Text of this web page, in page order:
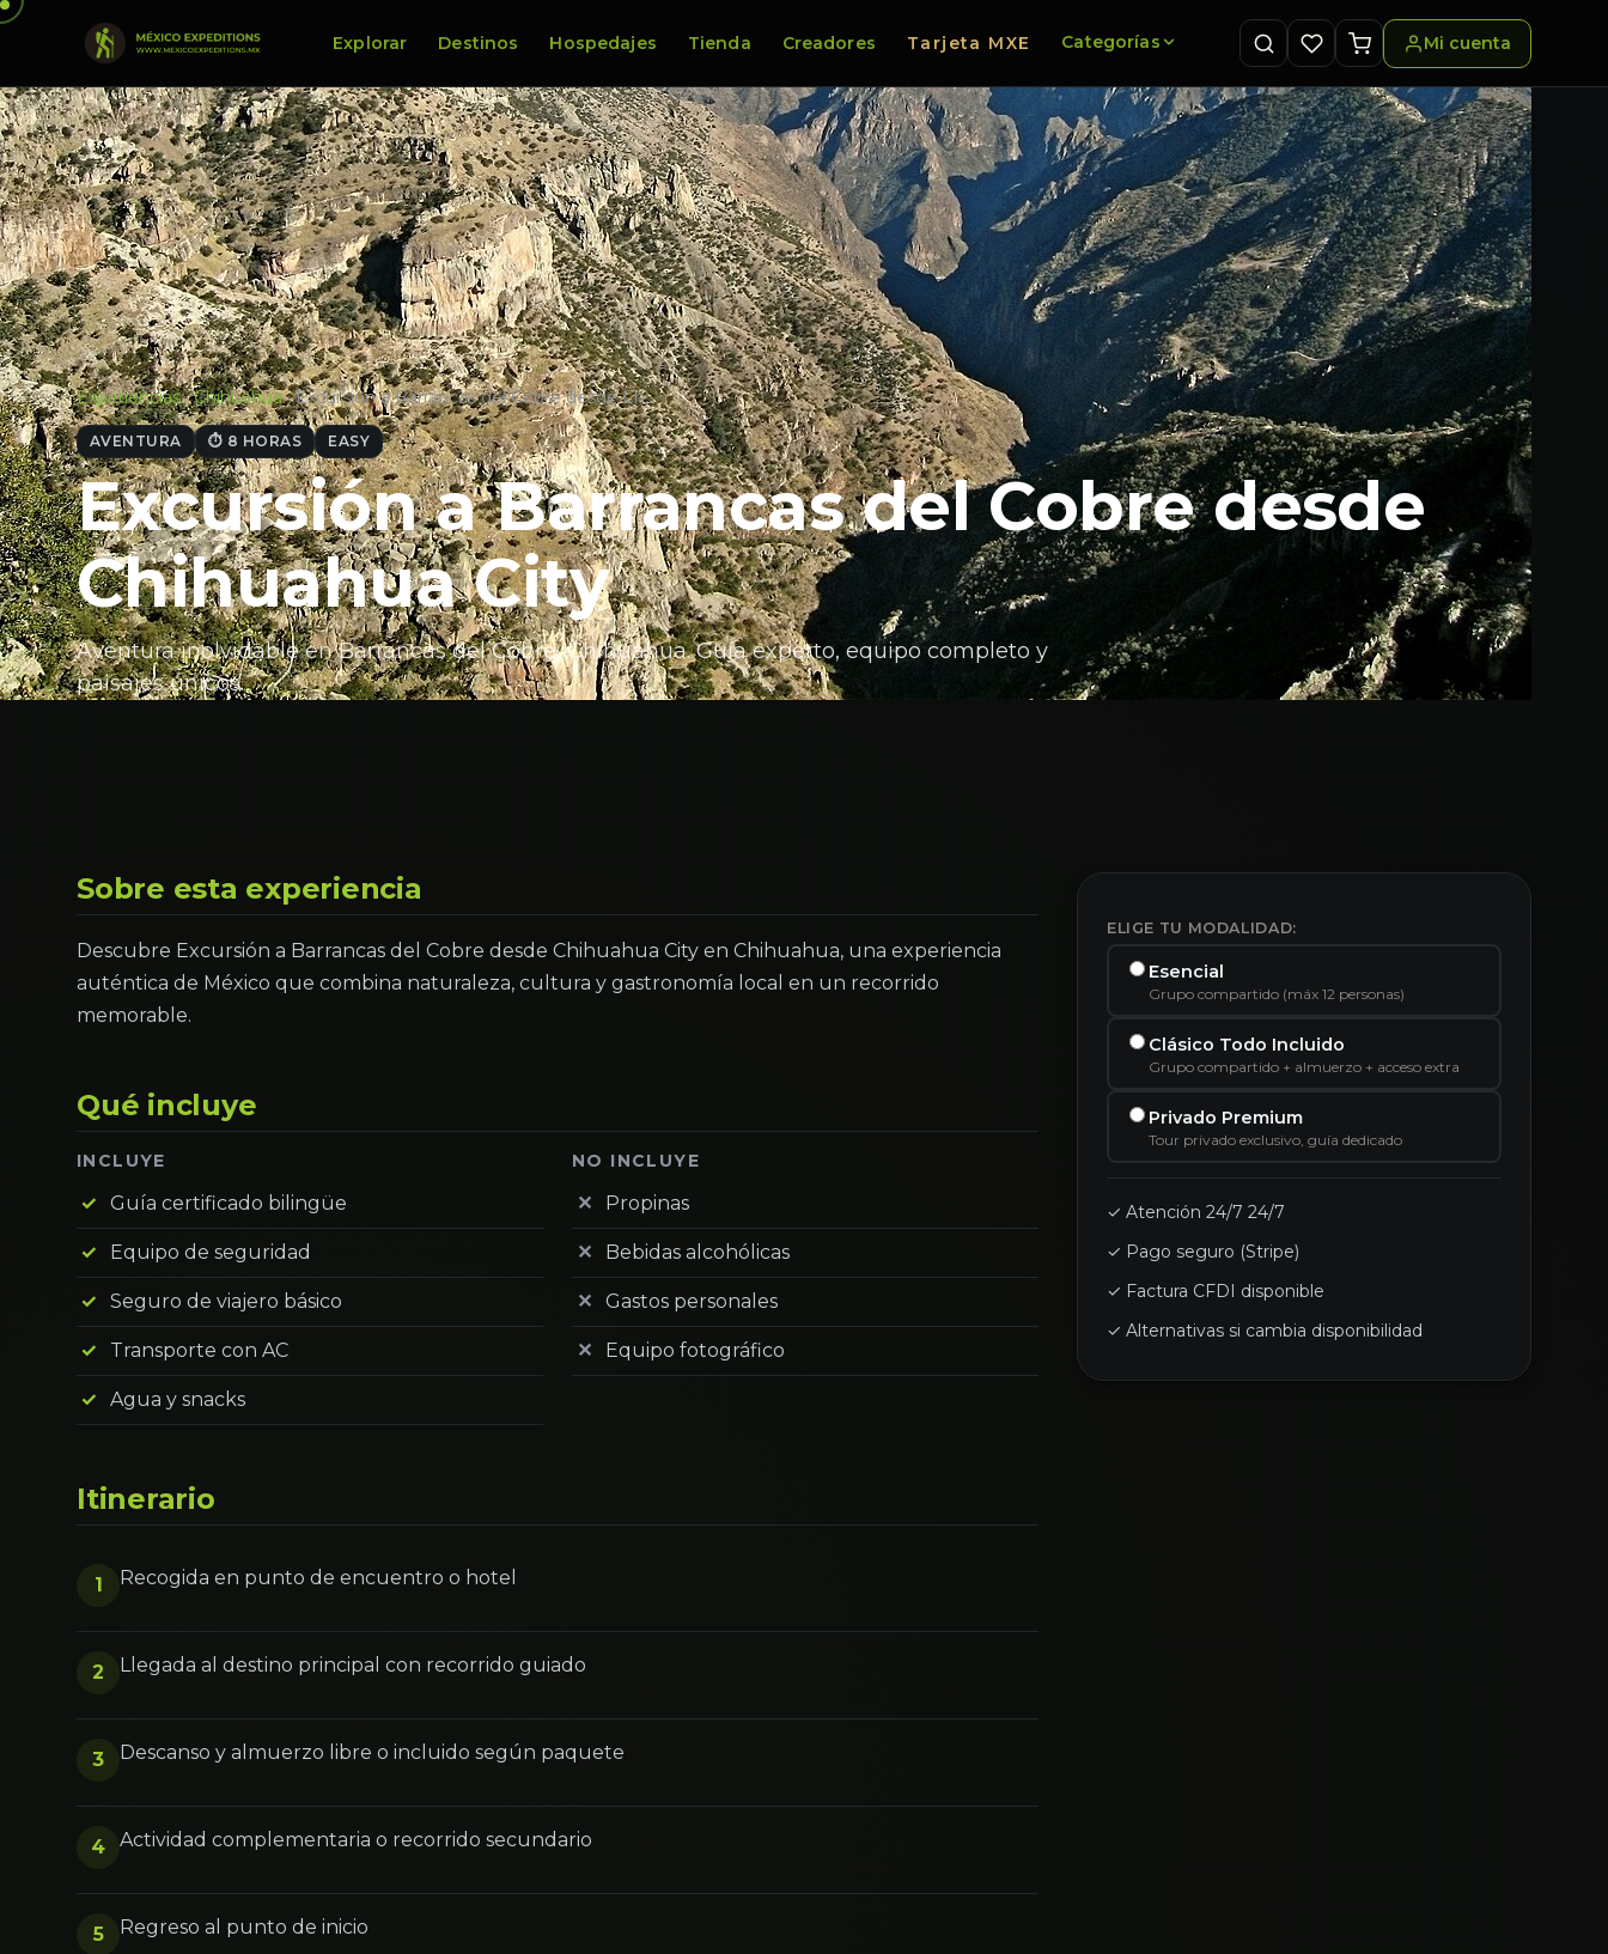
Explorar Destinos Hospedajes Tienda Creadores Tarjeta MXE Categorías Mi cuenta
Experiencias · Chihuahua · Excursión a Barrancas del Cobre desde Ch…
AVENTURA ⏱ 8 HORAS EASY
Excursión a Barrancas del Cobre desde
Chihuahua City
Aventura inolvidable en Barrancas del Cobre, Chihuahua. Guía experto, equipo completo y
paisajes únicos.
Sobre esta experiencia
Descubre Excursión a Barrancas del Cobre desde Chihuahua City en Chihuahua, una experiencia
auténtica de México que combina naturaleza, cultura y gastronomía local en un recorrido
memorable.
Qué incluye
INCLUYE
Guía certificado bilingüe
Equipo de seguridad
Seguro de viajero básico
Transporte con AC
Agua y snacks
NO INCLUYE
Propinas
Bebidas alcohólicas
Gastos personales
Equipo fotográfico
Itinerario
1 Recogida en punto de encuentro o hotel
2 Llegada al destino principal con recorrido guiado
3 Descanso y almuerzo libre o incluido según paquete
4 Actividad complementaria o recorrido secundario
5 Regreso al punto de inicio
ELIGE TU MODALIDAD:
Esencial
Grupo compartido (máx 12 personas)
Clásico Todo Incluido
Grupo compartido + almuerzo + acceso extra
Privado Premium
Tour privado exclusivo, guía dedicado
✓ Atención 24/7 24/7
✓ Pago seguro (Stripe)
✓ Factura CFDI disponible
✓ Alternativas si cambia disponibilidad